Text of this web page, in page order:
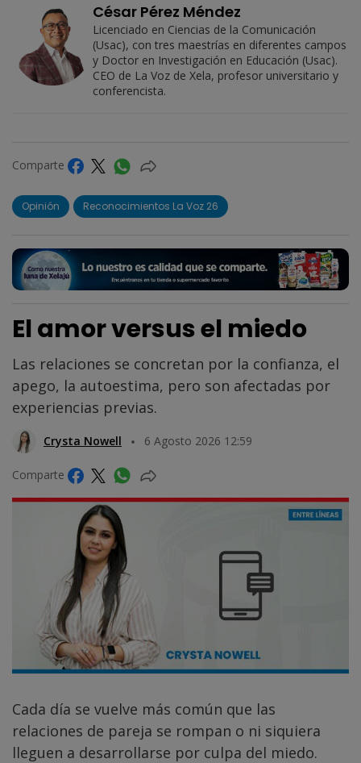
César Pérez Méndez
Licenciado en Ciencias de la Comunicación
(Usac), con tres maestrías en diferentes campos
y Doctor en Investigación en Educación (Usac).
CEO de La Voz de Xela, profesor universitario y
conferencista.
Comparte
Opinión Reconocimientos La Voz 26
El amor versus el miedo
Las relaciones se concretan por la confianza, el
apego, la autoestima, pero son afectadas por
experiencias previas.
Crysta Nowell 6 Agosto 2026 12:59
Comparte
Cada día se vuelve más común que las
relaciones de pareja se rompan o ni siquiera
lleguen a desarrollarse por culpa del miedo.